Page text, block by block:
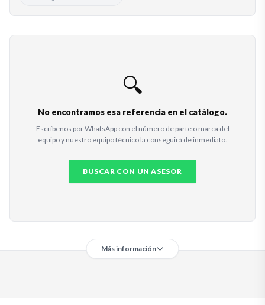
🔍
No encontramos esa referencia en el catálogo.
Escríbenos por WhatsApp con el número de parte o marca del
equipo y nuestro equipo técnico la conseguirá de inmediato.
BUSCAR CON UN ASESOR
Más información